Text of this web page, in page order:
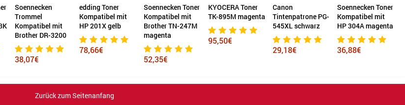
Soennecken
Trommel
Kompatibel mit
Brother DR-3200
38,07€
edding Toner
Kompatibel mit
HP 201X gelb
78,66€
Soennecken Toner
Kompatibel mit
Brother TN-247M
magenta
52,35€
KYOCERA Toner
TK-895M magenta
95,50€
Canon
Tintenpatrone PG-
545XL schwarz
29,18€
Soennecken Toner
Kompatibel mit
HP 304A magenta
36,88€
Zurück zum Seitenanfang